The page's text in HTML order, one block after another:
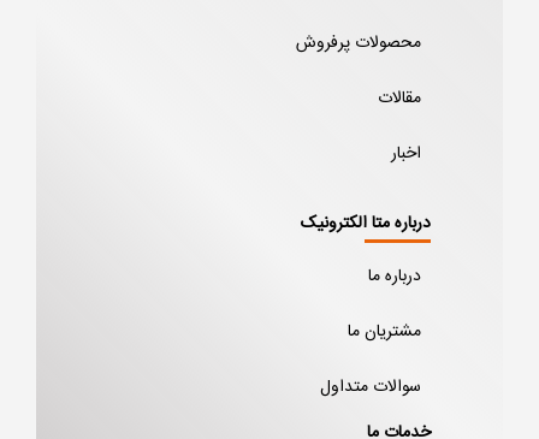
محصولات پرفروش
مقالات
اخبار
درباره متا الکترونیک
درباره ما
مشتریان ما
سوالات متداول
خدمات ما